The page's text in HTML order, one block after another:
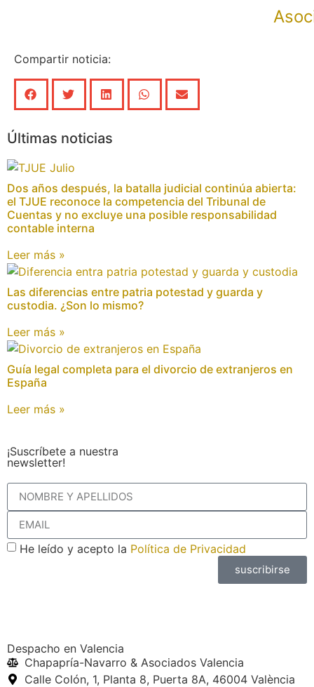
Compartir noticia:
Últimas noticias
Dos años después, la batalla judicial continúa abierta:
el TJUE reconoce la competencia del Tribunal de
Cuentas y no excluye una posible responsabilidad
contable interna
Leer más »
Las diferencias entre patria potestad y guarda y
custodia. ¿Son lo mismo?
Leer más »
Guía legal completa para el divorcio de extranjeros en
España
Leer más »
¡Suscríbete a nuestra
newsletter!
He leído y acepto la Política de Privacidad
suscribirse
Despacho en Valencia
Chapapría-Navarro & Asociados Valencia
Calle Colón, 1, Planta 8, Puerta 8A, 46004 València